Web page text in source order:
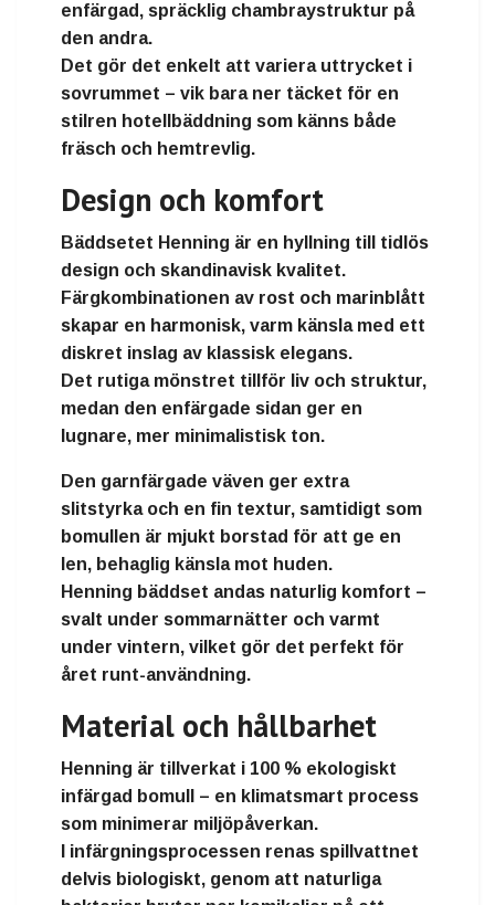
enfärgad, spräcklig chambraystruktur på
den andra.
Det gör det enkelt att variera uttrycket i
sovrummet – vik bara ner täcket för en
stilren hotellbäddning som känns både
fräsch och hemtrevlig.
Design och komfort
Bäddsetet Henning är en hyllning till tidlös
design och skandinavisk kvalitet.
Färgkombinationen av rost och marinblått
skapar en harmonisk, varm känsla med ett
diskret inslag av klassisk elegans.
Det rutiga mönstret tillför liv och struktur,
medan den enfärgade sidan ger en
lugnare, mer minimalistisk ton.
Den garnfärgade väven ger extra
slitstyrka och en fin textur, samtidigt som
bomullen är mjukt borstad för att ge en
len, behaglig känsla mot huden.
Henning bäddset andas naturlig komfort –
svalt under sommarnätter och varmt
under vintern, vilket gör det perfekt för
året runt-användning.
Material och hållbarhet
Henning är tillverkat i 100 % ekologiskt
infärgad bomull
– en klimatsmart process
som minimerar miljöpåverkan.
I infärgningsprocessen renas spillvattnet
delvis biologiskt, genom att naturliga